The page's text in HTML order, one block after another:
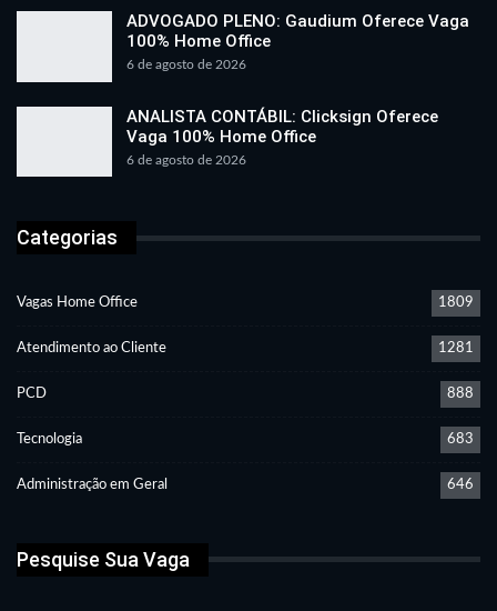
ADVOGADO PLENO: Gaudium Oferece Vaga
100% Home Office
6 de agosto de 2026
ANALISTA CONTÁBIL: Clicksign Oferece
Vaga 100% Home Office
6 de agosto de 2026
Categorias
Vagas Home Office 1809
Atendimento ao Cliente 1281
PCD 888
Tecnologia 683
Administração em Geral 646
Pesquise Sua Vaga